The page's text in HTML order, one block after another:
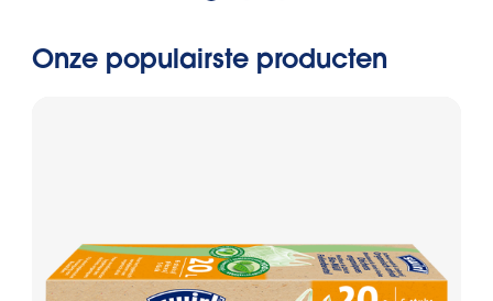
Onze populairste producten